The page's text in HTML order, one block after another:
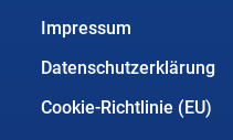
Impressum
Datenschutzerklärung
Cookie-Richtlinie (EU)